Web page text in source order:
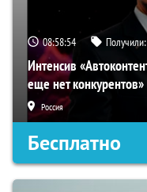
08:58:53 Получили:
Интенсив
еще нет конкурентов»
Россия
Бесплатно